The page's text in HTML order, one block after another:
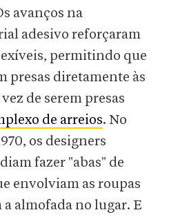
avanços na
adesivo reforçaram
permitindo que
presas diretamente às
de serem presas
de arreios. No
os designers
fazer "abas" de
envolviam as roupas
almofada no lugar. E